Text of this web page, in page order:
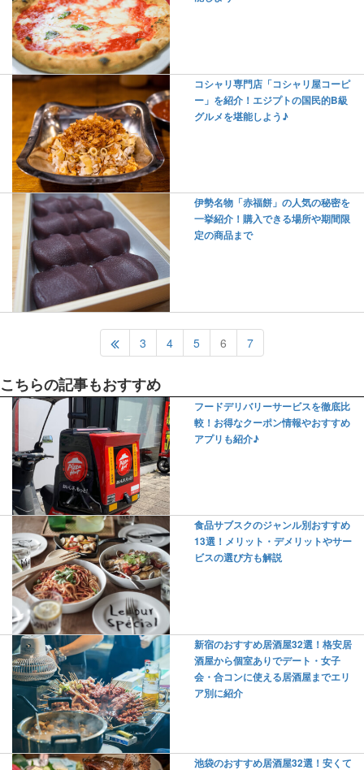
コシャリ専門店「コシャリ屋コーピ
ー」を紹介！エジプトの国民的B級
グルメを堪能しよう♪
伊勢名物「赤福餅」の人気の秘密を
一挙紹介！購入できる場所や期間限
定の商品まで
3 4 5 6 7
こちらの記事もおすすめ
フードデリバリーサービスを徹底比
較！お得なクーポン情報やおすすめ
アプリも紹介♪
食品サブスクのジャンル別おすすめ
13選！メリット・デメリットやサー
ビスの選び方も解説
新宿のおすすめ居酒屋32選！格安居
酒屋から個室ありでデート・女子
会・合コンに使える居酒屋までエリ
ア別に紹介
池袋のおすすめ居酒屋32選！安くて